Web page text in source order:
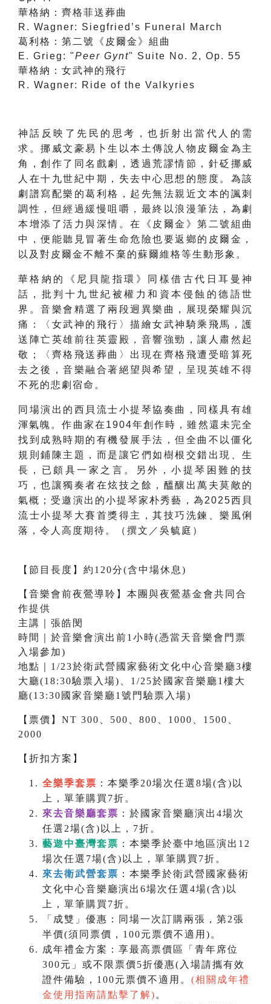
華格納：齊格菲送葬曲
R. Wagner: Siegfried’s Funeral March
葛利格：第二號《皮爾金》組曲
E. Grieg: "Peer Gynt" Suite No. 2, Op. 55
華格納：女武神的飛行
R. Wagner: Ride of the Valkyries
神話反映了先民的思考，也折射出當代人的需
求。挪威文豪易卜生以本土傳說人物皮爾金為主
角，創作了同名戲劇，透過荒謬情節，針砭挪威
人在十九世紀中期，失去中心思想的態度。為該
劇譜寫配樂的葛利格，起先無法親近文本的諷刺
調性，但經過緩慢咀嚼，最終以浪漫筆法，為劇
本增添了活力與深情。在《皮爾金》第二號組曲
中，便能聽見冒著生命危險也要返鄉的皮爾金，
以及對皮爾金不離不棄的蘇爾維格等生動形象。
華格納的《尼貝龍指環》同樣借古代日耳曼神
話，批判十九世紀被權力和資本侵蝕的德語世
界。音樂會精選了兩段迥異樂曲，展現榮耀與沉
痛：〈女武神的飛行〉描繪女武神騎乘飛馬，護
送陣亡英雄前往英靈殿，音響強勁，讓人肅然起
敬；〈齊格飛送葬曲〉出現在齊格飛遭受暗算死
去之後，音樂融合著絕望與希望，呈現英雄不得
不死的悲劇宿命。
同場演出的西貝流士小提琴協奏曲，同樣具有雄
渾氣魄。作曲家在1904年創作時，雖然還未完全
找到成熟時期的有機發展手法，但全曲不以僵化
規則鋪陳主題，而是讓它們如樹根交錯出現、生
長，已頗具一家之言。另外，小提琴困難的技
巧，也讓獨奏者在炫技之餘，醞釀出萬夫莫敵的
氣概；受邀演出的小提琴家朴秀藝，為2025西貝
流士小提琴大賽首獎得主，其技巧洗鍊、樂風俐
落，令人高度期待。（撰文／吳毓庭）
【節目長度】約120分(含中場休息)
【音樂會前夜鶯導聆】本團與夜鶯基金會共同合
作提供
主講｜張皓閔
時間｜於音樂會演出前1小時(憑當天音樂會門票
入場參加)
地點｜1/23於衛武營國家藝術文化中心音樂廳3樓
大廳(18:30驗票入場)、1/25於國家音樂廳1樓大
廳(13:30國家音樂廳1號門驗票入場)
【票價】NT 300、500、800、1000、1500、
2000
【折扣方案】
全樂季套票 ：本樂季20場次任選8場(含)以
上，單筆購買7折。
來去音樂廳套票 ：於國家音樂廳演出4場次
任選2場(含)以上，7折。
藝遊中臺灣套票 ：本樂季於臺中地區演出12
場次任選7場(含)以上，單筆購買7折。
來去衛武營套票 ：本樂季於衛武營國家藝術
文化中心音樂廳演出6場次任選4場(含)以
上，單筆購買7折。
「成雙」優惠：同場一次訂購兩張，第2張
半價(須同票價，100元票價不適用)。
成年禮金方案：享最高票價區「青年席位
300元」或不限票價5折優惠(入場請攜有效
證件備驗，100元票價不適用。 (相關成年禮
金使用指南請點擊了解) 。